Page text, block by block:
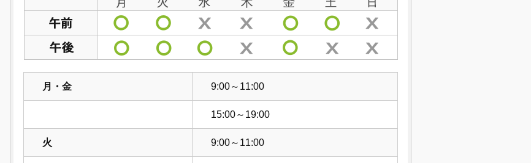
月・金 9:00～11:00
15:00～19:00
火 9:00～11:00